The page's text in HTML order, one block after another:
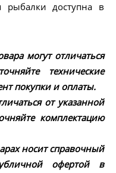
рыбалки доступна в
могут отличаться
технические
покупки и оплаты.
от указанной
комплектацию
носит справочный
офертой в